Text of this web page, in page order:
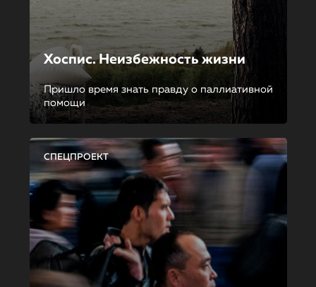
Хоспис. Неизбежность жизни
Пришло время знать правду о паллиативной
помощи
СПЕЦПРОЕКТ